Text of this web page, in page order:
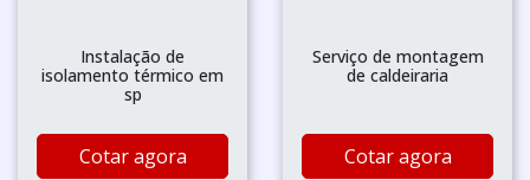
Instalação de
isolamento térmico em
sp
Cotar agora
Serviço de montagem
de caldeiraria
Cotar agora